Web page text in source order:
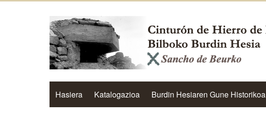
Hasiera Katalogazioa Burdin Hesiaren Gune Historikoa